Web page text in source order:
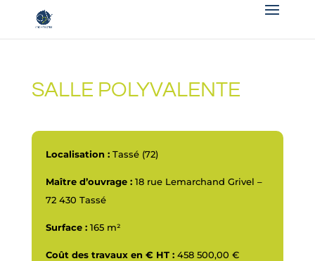
SALLE POLYVALENTE
Localisation : Tassé (72)
Maître d’ouvrage : 18 rue Lemarchand Grivel –
72 430 Tassé
Surface : 165 m²
Coût des travaux en € HT : 458 500,00 €